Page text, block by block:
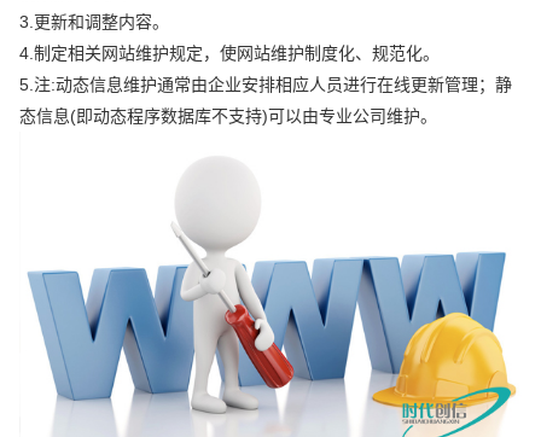
3.更新和调整内容。
4.制定相关网站维护规定，使网站维护制度化、规范化。
5.注:动态信息维护通常由企业安排相应人员进行在线更新管理；静
态信息(即动态程序数据库不支持)可以由专业公司维护。